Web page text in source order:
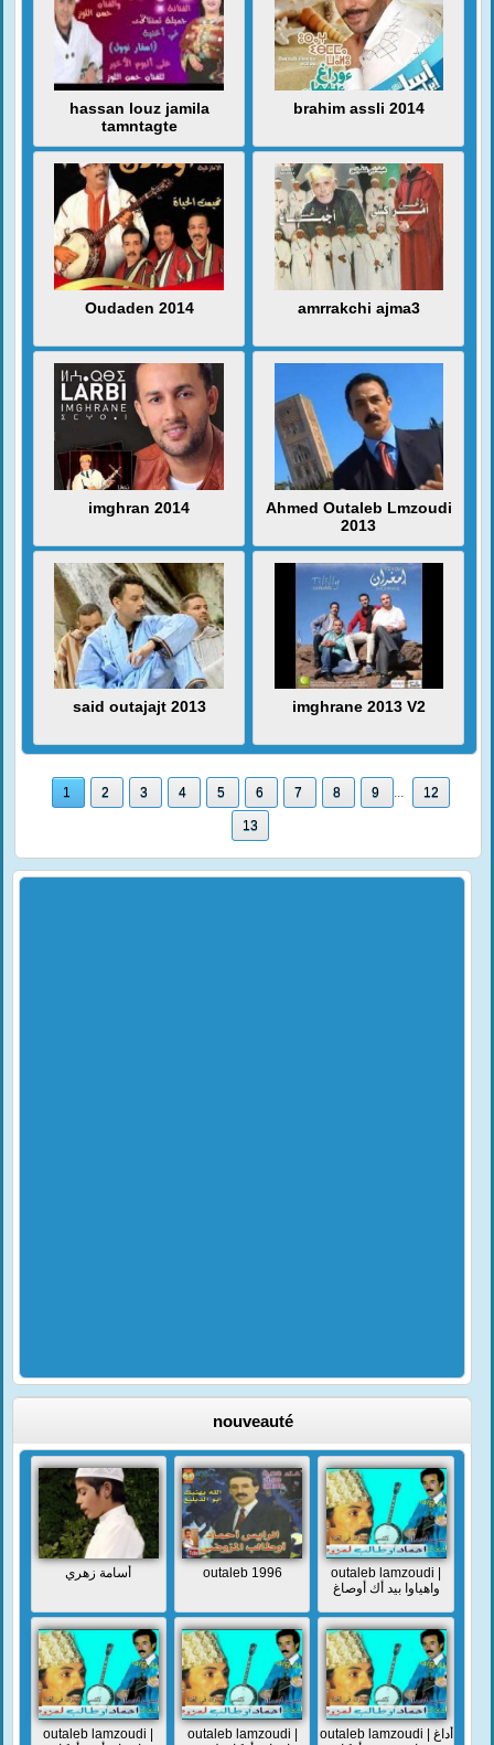
hassan louz jamila
tamntagte
brahim assli 2014
Oudaden 2014 amrrakchi ajma3
imghran 2014
Ahmed Outaleb Lmzoudi
2013
said outajajt 2013 imghrane 2013 V2
1 2 3 4 5 6 7 8 9 12
13
nouveauté
أسامة زهري outaleb 1996
outaleb lamzoudi |
واهياوا بيد أك أوصاغ
outaleb lamzoudi |
outaleb lamzoudi |
outaleb lamzoudi | أداغ